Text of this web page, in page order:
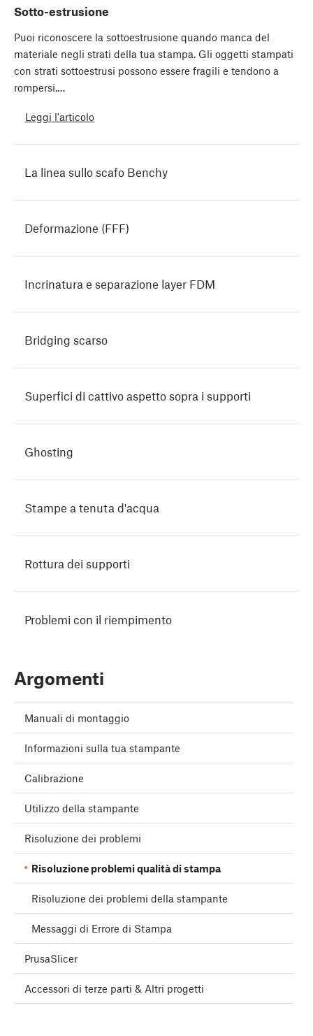
Sotto-estrusione
Puoi riconoscere la sottoestrusione quando manca del
materiale negli strati della tua stampa. Gli oggetti stampati
con strati sottoestrusi possono essere fragili e tendono a
rompersi.…
Leggi l'articolo
La linea sullo scafo Benchy
Deformazione (FFF)
Incrinatura e separazione layer FDM
Bridging scarso
Superfici di cattivo aspetto sopra i supporti
Ghosting
Stampe a tenuta d'acqua
Rottura dei supporti
Problemi con il riempimento
Argomenti
Manuali di montaggio
Informazioni sulla tua stampante
Calibrazione
Utilizzo della stampante
Risoluzione dei problemi
Risoluzione problemi qualità di stampa
Risoluzione dei problemi della stampante
Messaggi di Errore di Stampa
PrusaSlicer
Accessori di terze parti & Altri progetti